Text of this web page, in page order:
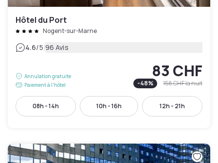
Hôtel du Port
Nogent-sur-Marne
4.6/5|96 Avis
Annulation gratuite
Paiement à l'hôtel
83 CHF
-48% 158 CHFla nuit
08h - 14h 10h - 16h 12h - 21h